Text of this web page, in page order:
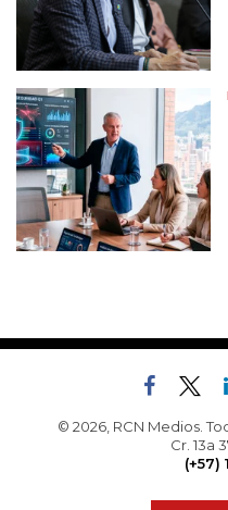
© 2026, RCN Medios.
Cr. 13a
(+57)